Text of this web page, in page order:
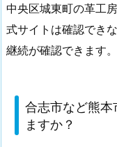
中央区城東町の革工
式サイトは確認でき
継続が確認できます。
合志市など熊本
ますか？